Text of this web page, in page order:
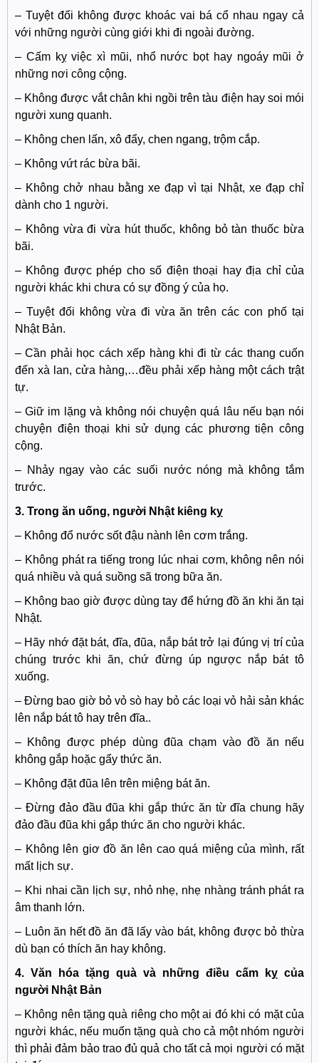
– Tuyệt đối không được khoác vai bá cổ nhau ngay cả
với những người cùng giới khi đi ngoài đường.
– Cấm kỵ việc xì mũi, nhổ nước bọt hay ngoáy mũi ở
những nơi công cộng.
– Không được vắt chân khi ngồi trên tàu điện hay soi mói
người xung quanh.
– Không chen lấn, xô đẩy, chen ngang, trộm cắp.
– Không vứt rác bừa bãi.
– Không chở nhau bằng xe đạp vì tại Nhật, xe đạp chỉ
dành cho 1 người.
– Không vừa đi vừa hút thuốc, không bỏ tàn thuốc bừa
bãi.
– Không được phép cho số điện thoại hay địa chỉ của
người khác khi chưa có sự đồng ý của họ.
– Tuyệt đối không vừa đi vừa ăn trên các con phố tại
Nhật Bản.
– Cần phải học cách xếp hàng khi đi từ các thang cuốn
đến xà lan, cửa hàng,…đều phải xếp hàng một cách trật
tự.
– Giữ im lặng và không nói chuyện quá lâu nếu bạn nói
chuyện điện thoại khi sử dụng các phương tiện công
cộng.
– Nhảy ngay vào các suối nước nóng mà không tắm
trước.
3. Trong ăn uống, người Nhật kiêng kỵ
– Không đổ nước sốt đậu nành lên cơm trắng.
– Không phát ra tiếng trong lúc nhai cơm, không nên nói
quá nhiều và quá suồng sã trong bữa ăn.
– Không bao giờ được dùng tay để hứng đồ ăn khi ăn tại
Nhật.
– Hãy nhớ đặt bát, đĩa, đũa, nắp bát trở lại đúng vị trí của
chúng trước khi ăn, chứ đừng úp ngược nắp bát tô
xuống.
– Đừng bao giờ bỏ vỏ sò hay bỏ các loại vỏ hải sản khác
lên nắp bát tô hay trên đĩa..
– Không được phép dùng đũa chạm vào đồ ăn nếu
không gắp hoặc gẩy thức ăn.
– Không đặt đũa lên trên miệng bát ăn.
– Đừng đảo đầu đũa khi gắp thức ăn từ đĩa chung hãy
đảo đầu đũa khi gắp thức ăn cho người khác.
– Không lên giơ đồ ăn lên cao quá miệng của mình, rất
mất lịch sự.
– Khi nhai cần lịch sự, nhỏ nhẹ, nhẹ nhàng tránh phát ra
âm thanh lớn.
– Luôn ăn hết đồ ăn đã lấy vào bát, không được bỏ thừa
dù bạn có thích ăn hay không.
4. Văn hóa tặng quà và những điều cấm kỵ của
người Nhật Bản
– Không nên tặng quà riêng cho một ai đó khi có mặt của
người khác, nếu muốn tặng quà cho cả một nhóm người
thì phải đảm bảo trao đủ quả cho tất cả mọi người có mặt